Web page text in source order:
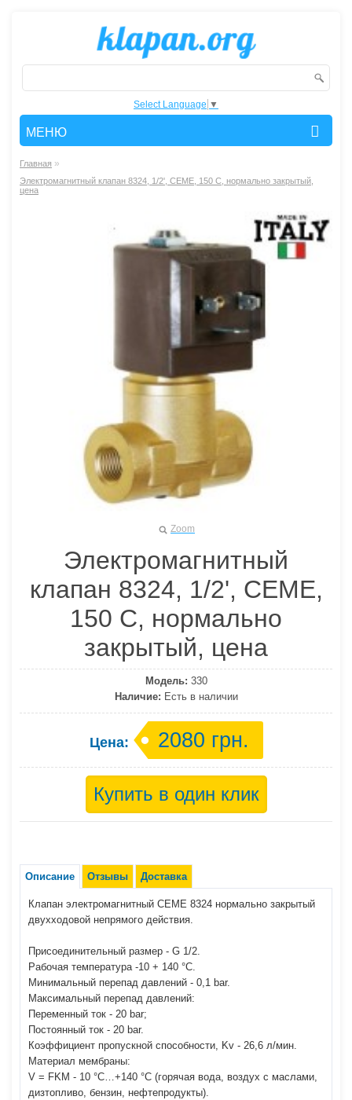
Select Language ▼
МЕНЮ
Главная »
Электромагнитный клапан 8324, 1/2', СЕМЕ, 150 С, нормально закрытый,
цена
Zoom
Электромагнитный
клапан 8324, 1/2', СЕМЕ,
150 С, нормально
закрытый, цена
Модель: 330
Наличие: Есть в наличии
Цена: 2080 грн.
Описание Отзывы Доставка
Клапан электромагнитный СЕМЕ 8324 нормально закрытый
двухходовой непрямого действия.
Присоединительный размер - G 1/2.
Рабочая температура -10 + 140 °C.
Минимальный перепад давлений - 0,1 bar.
Максимальный перепад давлений:
Переменный ток - 20 bar;
Постоянный ток - 20 bar.
Коэффициент пропускной способности, Kv - 26,6 л/мин.
Материал мембраны:
V = FKM - 10 °C…+140 °C (горячая вода, воздух с маслами,
дизтопливо, бензин, нефтепродукты).